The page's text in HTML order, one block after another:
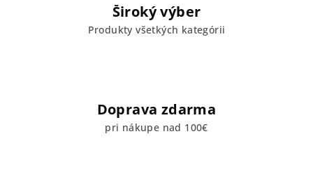
Široký výber
Produkty všetkých kategórii
Doprava zdarma
pri nákupe nad 100€